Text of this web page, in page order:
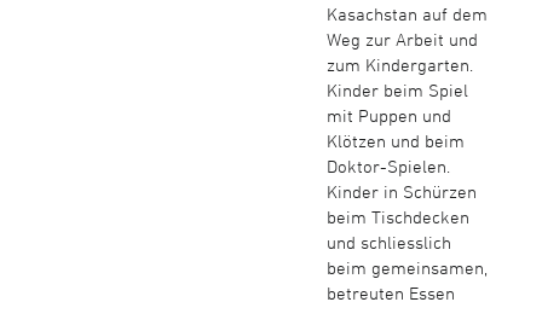
Kasachstan auf dem
Weg zur Arbeit und
zum Kindergarten.
Kinder beim Spiel
mit Puppen und
Klötzen und beim
Doktor-Spielen.
Kinder in Schürzen
beim Tischdecken
und schliesslich
beim gemeinsamen,
betreuten Essen